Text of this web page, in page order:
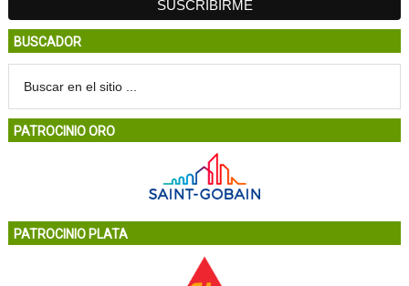
BUSCADOR
PATROCINIO ORO
PATROCINIO PLATA